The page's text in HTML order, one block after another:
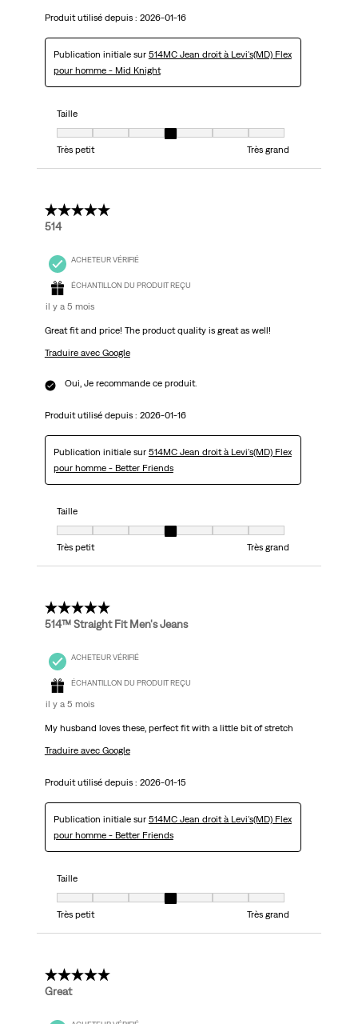
Produit utilisé depuis : 2026-01-16
Publication initiale sur 514MC Jean droit à Levi's(MD) Flex
pour homme - Mid Knight
Taille
Taille, 4 sur 7, où 1 est égal à Très petit et 7 est égal à Très grand
Très petit
Très grand
5 étoile(s) sur 5.
514
ACHETEUR VÉRIFIÉ
ÉCHANTILLON DU PRODUIT REÇU
il y a 5 mois
Great fit and price! The product quality is great as well!
Traduire avec Google
Oui, Je recommande ce produit.
Produit utilisé depuis : 2026-01-16
Publication initiale sur 514MC Jean droit à Levi's(MD) Flex
pour homme - Better Friends
Taille
Taille, 4 sur 7, où 1 est égal à Très petit et 7 est égal à Très grand
Très petit
Très grand
5 étoile(s) sur 5.
514™ Straight Fit Men's Jeans
ACHETEUR VÉRIFIÉ
ÉCHANTILLON DU PRODUIT REÇU
il y a 5 mois
My husband loves these, perfect fit with a little bit of stretch
Traduire avec Google
Produit utilisé depuis : 2026-01-15
Publication initiale sur 514MC Jean droit à Levi's(MD) Flex
pour homme - Better Friends
Taille
Taille, 4 sur 7, où 1 est égal à Très petit et 7 est égal à Très grand
Très petit
Très grand
5 étoile(s) sur 5.
Great